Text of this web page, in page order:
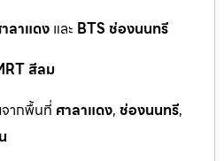
ลาแดง และ BTS ช่องนนทรี
สีลม
จากพื้นที่ ศาลาแดง, ช่องนนทรี,